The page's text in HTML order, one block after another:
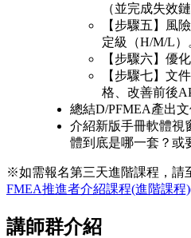
（並完成失效鏈
【步驟五】風
定級（H/M/L）
【步驟六】優
【步驟七】文
格、改善前後
總結D/PFMEA產出文
介紹新版手冊軟體視
體到底是哪一套？或
※如需報名第三天進階課程，請
FMEA推進者介紹課程(進階課程
講師群介紹